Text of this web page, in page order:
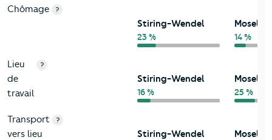
Chômage ?
Stiring-Wendel
23 %
Moselle
14 %
Lieu
de
travail
?
Stiring-Wendel
16 %
Moselle
25 %
Transport
vers lieu
?
Stiring-Wendel Moselle